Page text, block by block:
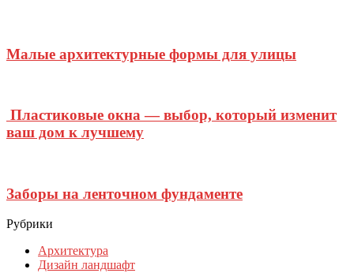
Малые архитектурные формы для улицы
Пластиковые окна — выбор, который изменит
ваш дом к лучшему
Заборы на ленточном фундаменте
Рубрики
Архитектура
Дизайн ландшафт